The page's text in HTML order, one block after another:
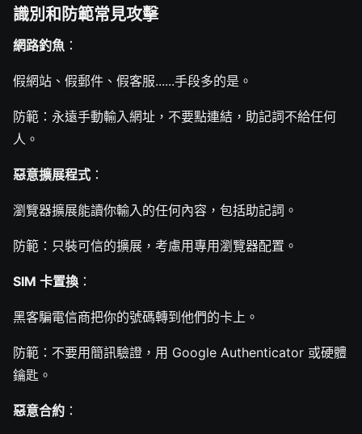
識別和防範常見攻擊
網路釣魚 ：
假網站、假郵件、假客服......手段多的是。
防範：永遠手動輸入網址，不要點連結，助記詞不給任何
人。
惡意擴展程式 ：
瀏覽器擴展能讀你輸入的任何內容，包括助記詞。
防範：只裝可信的擴展，考慮用專用瀏覽器配置。
SIM 卡置換 ：
黑客騙電信商把你的號碼轉到他們的卡上。
防範：不要用簡訊驗證，用 Google Authenticator 或硬體
鑰匙。
惡意合約 ：